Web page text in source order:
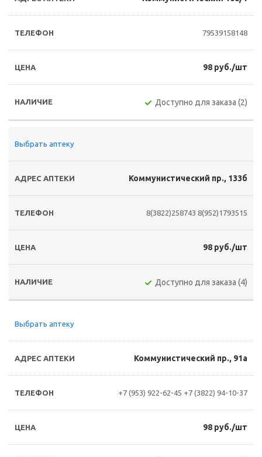
79539158148
98 руб./шт
Доступно для заказа (2)
Выбрать аптеку
Коммунистический пр., 133б
8(3822)258743 8(952)1793515
98 руб./шт
Доступно для заказа (4)
Выбрать аптеку
Коммунистический пр., 91а
+7 (953) 922-62-45 +7 (3822) 94-10-37
98 руб./шт